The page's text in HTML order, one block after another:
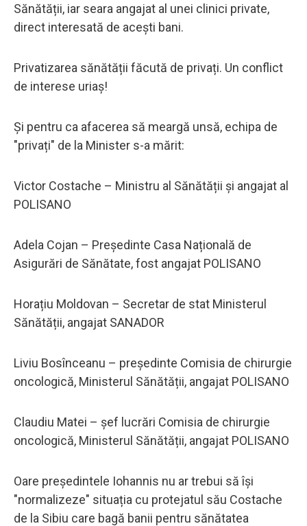
Sănătății, iar seara angajat al unei clinici private,
direct interesată de acești bani.
Privatizarea sănătății făcută de privați. Un conflict
de interese uriaș!
Și pentru ca afacerea să meargă unsă, echipa de
"privați" de la Minister s-a mărit:
Victor Costache – Ministru al Sănătății și angajat al
POLISANO
Adela Cojan – Președinte Casa Națională de
Asigurări de Sănătate, fost angajat POLISANO
Horațiu Moldovan – Secretar de stat Ministerul
Sănătății, angajat SANADOR
Liviu Bosînceanu – președinte Comisia de chirurgie
oncologică, Ministerul Sănătății, angajat POLISANO
Claudiu Matei – șef lucrări Comisia de chirurgie
oncologică, Ministerul Sănătății, angajat POLISANO
Oare președintele Iohannis nu ar trebui să își
"normalizeze" situația cu protejatul său Costache
de la Sibiu care bagă banii pentru sănătatea